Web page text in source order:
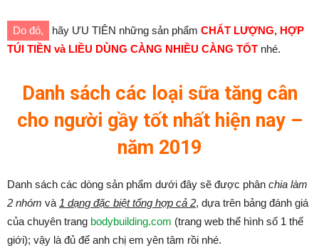
Do đó, hãy ƯU TIÊN những sản phẩm CHẤT LƯỢNG, HỢP
TÚI TIỀN và LIỀU DÙNG CÀNG NHIỀU CÀNG TỐT nhé.
Danh sách các loại sữa tăng cân
cho người gầy tốt nhất hiện nay –
năm 2019
Danh sách các dòng sản phẩm dưới đây sẽ được phân chia làm
2 nhóm và 1 dạng đặc biệt tổng hợp cả 2, dựa trên bảng đánh giá
của chuyên trang bodybuilding.com (trang web thể hình số 1 thế
giới); vậy là đủ để anh chị em yên tâm rồi nhé.